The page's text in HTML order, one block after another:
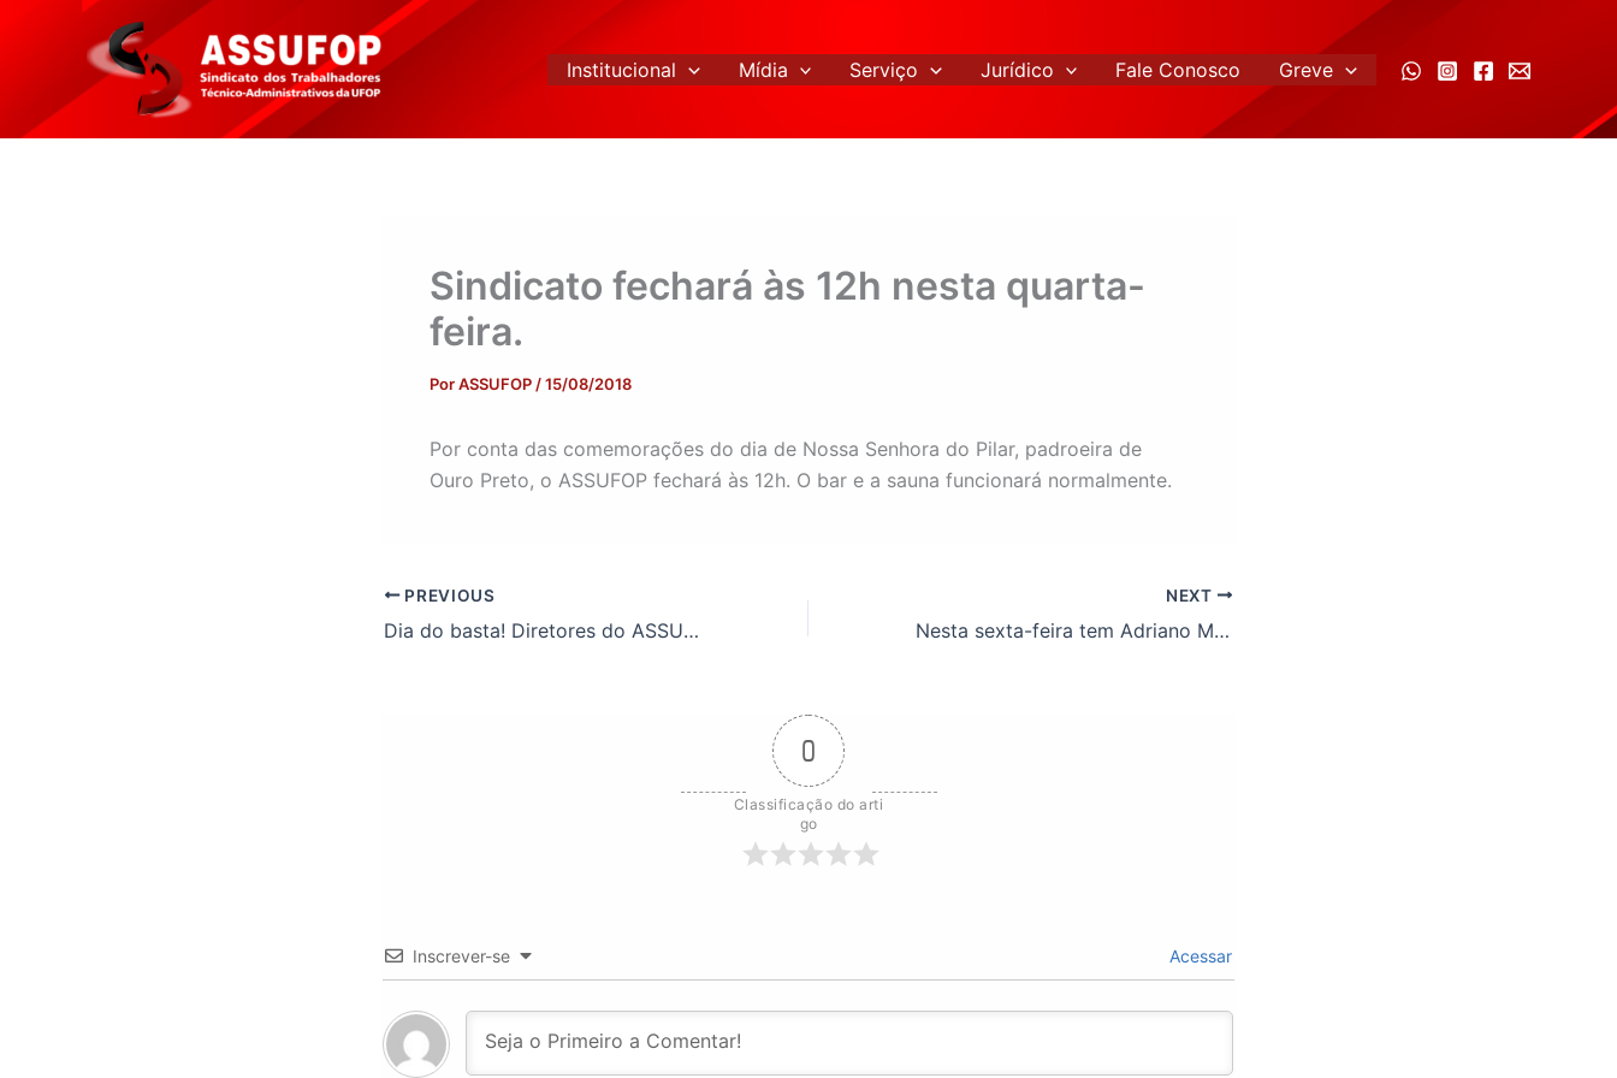
conteúdo
Institucional Mídia Serviço Jurídico Fale Conosco Greve
Sindicato fechará às 12h nesta quarta-
feira.
PorASSUFOP /15/08/2018
Por conta das comemorações do dia de Nossa Senhora do Pilar, padroeira de
Ouro Preto, o ASSUFOP fechará às 12h. O bar e a sauna funcionará normalmente.
PREVIOUS
Dia do basta! Diretores do ASSUFOP panfletam no centro de Ouro Preto.
NEXT
Nesta sexta-feira tem Adriano Marcelino no bar do ASSUFOP!
0
Classificação do arti
go
Inscrever-se Acessar